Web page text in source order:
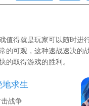
值得就是玩家可以随时
的可观，这种速战速决的
的取得游戏的胜利。
地求生
战争